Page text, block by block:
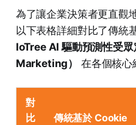
為了讓企業決策者更直觀
以下表格詳細對比了傳統
IoTree AI 驅動預測性受
Marketing）
在各個核心
對
比
傳統基於 Cookie